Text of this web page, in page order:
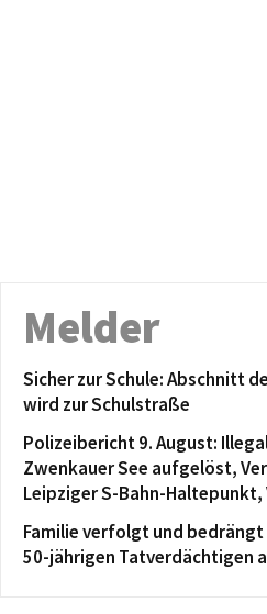
Melder
Sicher zur Schule: Abschnitt
wird zur Schulstraße
Polizeibericht 9. August:
Zwenkauer See aufgelöst,
Leipziger S-Bahn-
Familie verfolgt und
50-jährigen Tatverdächtigen